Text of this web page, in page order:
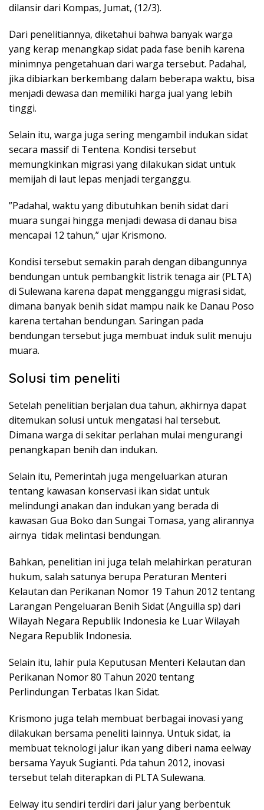
dilansir dari Kompas, Jumat, (12/3).
Dari penelitiannya, diketahui bahwa banyak warga
yang kerap menangkap sidat pada fase benih karena
minimnya pengetahuan dari warga tersebut. Padahal,
jika dibiarkan berkembang dalam beberapa waktu, bisa
menjadi dewasa dan memiliki harga jual yang lebih
tinggi.
Selain itu, warga juga sering mengambil indukan sidat
secara massif di Tentena. Kondisi tersebut
memungkinkan migrasi yang dilakukan sidat untuk
memijah di laut lepas menjadi terganggu.
”Padahal, waktu yang dibutuhkan benih sidat dari
muara sungai hingga menjadi dewasa di danau bisa
mencapai 12 tahun,” ujar Krismono.
Kondisi tersebut semakin parah dengan dibangunnya
bendungan untuk pembangkit listrik tenaga air (PLTA)
di Sulewana karena dapat mengganggu migrasi sidat,
dimana banyak benih sidat mampu naik ke Danau Poso
karena tertahan bendungan. Saringan pada
bendungan tersebut juga membuat induk sulit menuju
muara.
Solusi tim peneliti
Setelah penelitian berjalan dua tahun, akhirnya dapat
ditemukan solusi untuk mengatasi hal tersebut.
Dimana warga di sekitar perlahan mulai mengurangi
penangkapan benih dan indukan.
Selain itu, Pemerintah juga mengeluarkan aturan
tentang kawasan konservasi ikan sidat untuk
melindungi anakan dan indukan yang berada di
kawasan Gua Boko dan Sungai Tomasa, yang alirannya
airnya tidak melintasi bendungan.
Bahkan, penelitian ini juga telah melahirkan peraturan
hukum, salah satunya berupa Peraturan Menteri
Kelautan dan Perikanan Nomor 19 Tahun 2012 tentang
Larangan Pengeluaran Benih Sidat (Anguilla sp) dari
Wilayah Negara Republik Indonesia ke Luar Wilayah
Negara Republik Indonesia.
Selain itu, lahir pula Keputusan Menteri Kelautan dan
Perikanan Nomor 80 Tahun 2020 tentang
Perlindungan Terbatas Ikan Sidat.
Krismono juga telah membuat berbagai inovasi yang
dilakukan bersama peneliti lainnya. Untuk sidat, ia
membuat teknologi jalur ikan yang diberi nama eelway
bersama Yayuk Sugianti. Pda tahun 2012, inovasi
tersebut telah diterapkan di PLTA Sulewana.
Eelway itu sendiri terdiri dari jalur yang berbentuk